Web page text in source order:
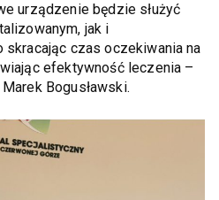
urządzenie będzie służyć
jak i
skracając czas oczekiwania na
efektywność leczenia –
Bogusławski.